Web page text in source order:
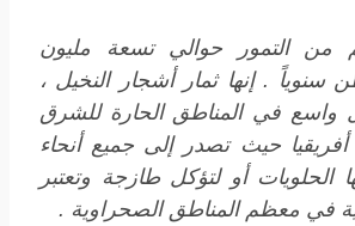
من التمور حوالي تسعة مليون
سنوياً . إنها ثمار أشجار النخيل ،
واسع في المناطق الحارة للشرق
حيث تصدر إلى جميع أنحاء
الحلويات أو لتؤكل طازجة وتعتبر
في معظم المناطق الصحراوية .